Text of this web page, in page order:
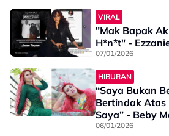
VIRAL
"Mak Bapak
H*n*t" -
07/01/2026
HIBURAN
“Saya Bukan
Bertindak Atas
Saya” - Beby
06/01/2026